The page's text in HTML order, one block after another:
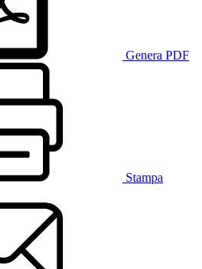
Genera PDF
Stampa